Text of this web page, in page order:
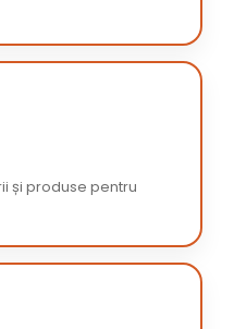
și produse pentru